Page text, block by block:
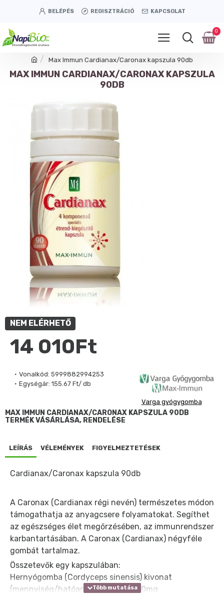
BELÉPÉS REGISZTRÁCIÓ KAPCSOLAT
0
Max Immun Cardianax/Caronax kapszula 90db
MAX IMMUN CARDIANAX/CARONAX KAPSZULA
90DB
Vonalkód: 5999882994253
Egységár: 155.67 Ft/ db
Varga gyógygomba
NEM ELÉRHETŐ
14 010Ft
MAX IMMUN CARDIANAX/CARONAX KAPSZULA 90DB
TERMÉK VÁSÁRLÁSA, RENDELÉSE
LEÍRÁS VÉLEMÉNYEK FIGYELMEZTETÉSEK
Cardianax/Caronax kapszula 90db
A Caronax (Cardianax régi nevén) természetes módon
támogathatja az anyagcsere folyamatokat. Segíthet
az egészséges élet megőrzésében, az immunrendszer
karbantartásában. A Caronax (Cardianax) négyféle
gombát tartalmaz.
Összetevők egy kapszulában:
Hernyógomba (Cordyceps sinensis) kivonat
(mennyiség/hatóanyag): 200mg/80mg